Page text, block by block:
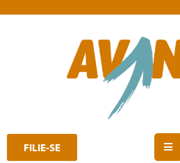
FILIE-SE